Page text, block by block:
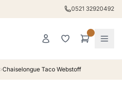
0521 32920492
›Chaiselongue Taco Webstoff